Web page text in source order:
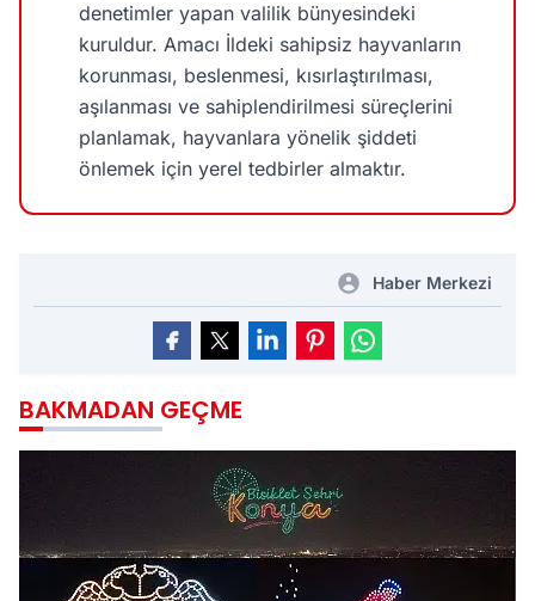
denetimler yapan valilik bünyesindeki
kuruldur. Amacı İldeki sahipsiz hayvanların
korunması, beslenmesi, kısırlaştırılması,
aşılanması ve sahiplendirilmesi süreçlerini
planlamak, hayvanlara yönelik şiddeti
önlemek için yerel tedbirler almaktır.
Haber Merkezi
BAKMADAN GEÇME